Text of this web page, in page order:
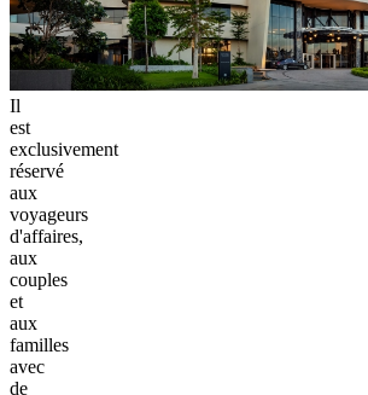
Il
est
exclusivement
réservé
aux
voyageurs
d'affaires,
aux
couples
et
aux
familles
avec
de